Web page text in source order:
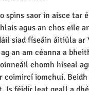
saor in aisce tar
agus an chos eile
siad físeáin áitiúla ar
an am céanna a
chomh híseal
iomchuí.